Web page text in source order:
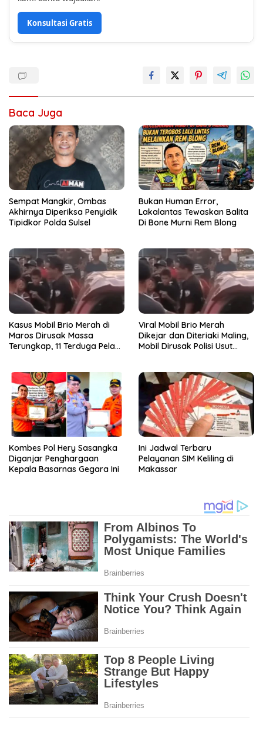
Konsultasi Gratis
Baca Juga
Sempat Mangkir, Ombas
Akhirnya Diperiksa Penyidik
Tipidkor Polda Sulsel
Bukan Human Error,
Lakalantas Tewaskan Balita
Di Bone Murni Rem Blong
Kasus Mobil Brio Merah di
Maros Dirusak Massa
Terungkap, 11 Terduga Pelaku
Viral Mobil Brio Merah
Dikejar dan Diteriaki Maling,
Mobil Dirusak Polisi Usut
Kombes Pol Hery Sasangka
Diganjar Penghargaan
Kepala Basarnas Gegara Ini
Ini Jadwal Terbaru
Pelayanan SIM Keliling di
Makassar